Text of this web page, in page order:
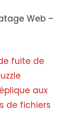
Web –
fuite de
aux
de fichiers